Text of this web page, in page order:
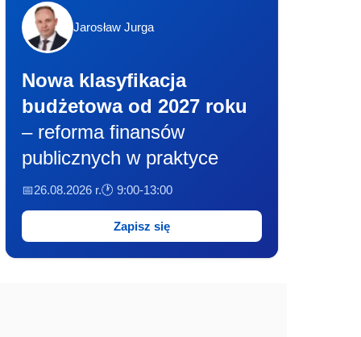
Jarosław Jurga
Nowa klasyfikacja
budżetowa od 2027 roku
– reforma finansów
publicznych w praktyce
📅26.08.2026 r.🕐 9:00-13:00
Zapisz się